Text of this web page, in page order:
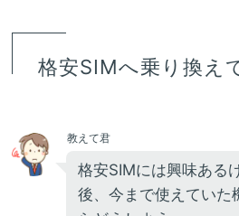
格安SIMへ乗り換え
教えて君
格安SIMには興味ある
後、今まで使えていた